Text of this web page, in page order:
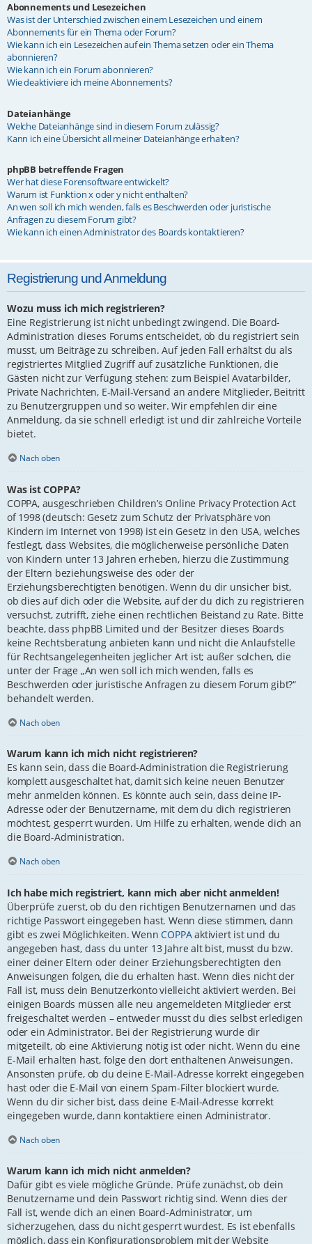
Abonnements und Lesezeichen
Was ist der Unterschied zwischen einem Lesezeichen und einem
Abonnements für ein Thema oder Forum?
Wie kann ich ein Lesezeichen auf ein Thema setzen oder ein Thema
abonnieren?
Wie kann ich ein Forum abonnieren?
Wie deaktiviere ich meine Abonnements?
Dateianhänge
Welche Dateianhänge sind in diesem Forum zulässig?
Kann ich eine Übersicht all meiner Dateianhänge erhalten?
phpBB betreffende Fragen
Wer hat diese Forensoftware entwickelt?
Warum ist Funktion x oder y nicht enthalten?
An wen soll ich mich wenden, falls es Beschwerden oder juristische
Anfragen zu diesem Forum gibt?
Wie kann ich einen Administrator des Boards kontaktieren?
Registrierung und Anmeldung
Wozu muss ich mich registrieren?
Eine Registrierung ist nicht unbedingt zwingend. Die Board-
Administration dieses Forums entscheidet, ob du registriert sein
musst, um Beiträge zu schreiben. Auf jeden Fall erhältst du als
registriertes Mitglied Zugriff auf zusätzliche Funktionen, die
Gästen nicht zur Verfügung stehen: zum Beispiel Avatarbilder,
Private Nachrichten, E-Mail-Versand an andere Mitglieder, Beitritt
zu Benutzergruppen und so weiter. Wir empfehlen dir eine
Anmeldung, da sie schnell erledigt ist und dir zahlreiche Vorteile
bietet.
Nach oben
Was ist COPPA?
COPPA, ausgeschrieben Children’s Online Privacy Protection Act
of 1998 (deutsch: Gesetz zum Schutz der Privatsphäre von
Kindern im Internet von 1998) ist ein Gesetz in den USA, welches
festlegt, dass Websites, die möglicherweise persönliche Daten
von Kindern unter 13 Jahren erheben, hierzu die Zustimmung
der Eltern beziehungsweise des oder der
Erziehungsberechtigten benötigen. Wenn du dir unsicher bist,
ob dies auf dich oder die Website, auf der du dich zu registrieren
versuchst, zutrifft, ziehe einen rechtlichen Beistand zu Rate. Bitte
beachte, dass phpBB Limited und der Besitzer dieses Boards
keine Rechtsberatung anbieten kann und nicht die Anlaufstelle
für Rechtsangelegenheiten jeglicher Art ist; außer solchen, die
unter der Frage „An wen soll ich mich wenden, falls es
Beschwerden oder juristische Anfragen zu diesem Forum gibt?“
behandelt werden.
Nach oben
Warum kann ich mich nicht registrieren?
Es kann sein, dass die Board-Administration die Registrierung
komplett ausgeschaltet hat, damit sich keine neuen Benutzer
mehr anmelden können. Es könnte auch sein, dass deine IP-
Adresse oder der Benutzername, mit dem du dich registrieren
möchtest, gesperrt wurden. Um Hilfe zu erhalten, wende dich an
die Board-Administration.
Nach oben
Ich habe mich registriert, kann mich aber nicht anmelden!
Überprüfe zuerst, ob du den richtigen Benutzernamen und das
richtige Passwort eingegeben hast. Wenn diese stimmen, dann
gibt es zwei Möglichkeiten. WennCOPPAaktiviert ist und du
angegeben hast, dass du unter 13 Jahre alt bist, musst du bzw.
einer deiner Eltern oder deiner Erziehungsberechtigten den
Anweisungen folgen, die du erhalten hast. Wenn dies nicht der
Fall ist, muss dein Benutzerkonto vielleicht aktiviert werden. Bei
einigen Boards müssen alle neu angemeldeten Mitglieder erst
freigeschaltet werden – entweder musst du dies selbst erledigen
oder ein Administrator. Bei der Registrierung wurde dir
mitgeteilt, ob eine Aktivierung nötig ist oder nicht. Wenn du eine
E-Mail erhalten hast, folge den dort enthaltenen Anweisungen.
Ansonsten prüfe, ob du deine E-Mail-Adresse korrekt eingegeben
hast oder die E-Mail von einem Spam-Filter blockiert wurde.
Wenn du dir sicher bist, dass deine E-Mail-Adresse korrekt
eingegeben wurde, dann kontaktiere einen Administrator.
Nach oben
Warum kann ich mich nicht anmelden?
Dafür gibt es viele mögliche Gründe. Prüfe zunächst, ob dein
Benutzername und dein Passwort richtig sind. Wenn dies der
Fall ist, wende dich an einen Board-Administrator, um
sicherzugehen, dass du nicht gesperrt wurdest. Es ist ebenfalls
möglich, dass ein Konfigurationsproblem mit der Website